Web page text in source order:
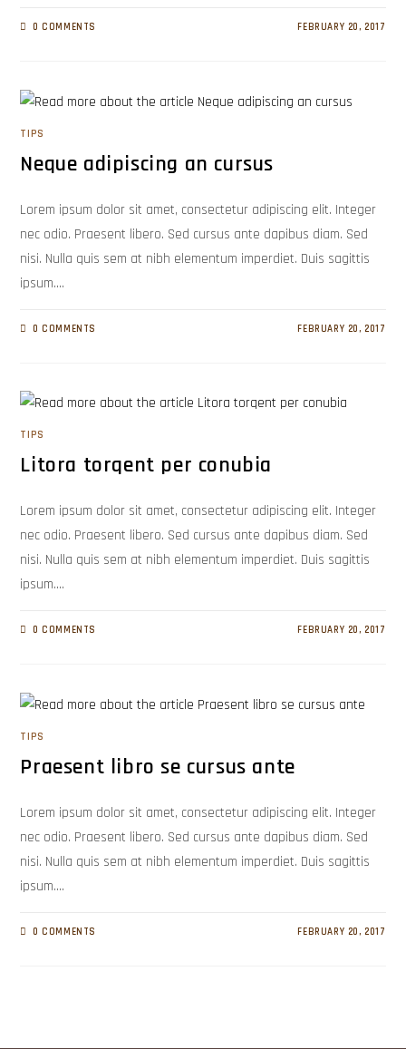
0 COMMENTS FEBRUARY 20, 2017
TIPS
Neque adipiscing an cursus
Lorem ipsum dolor sit amet, consectetur adipiscing elit. Integer
nec odio. Praesent libero. Sed cursus ante dapibus diam. Sed
nisi. Nulla quis sem at nibh elementum imperdiet. Duis sagittis
ipsum.…
0 COMMENTS FEBRUARY 20, 2017
TIPS
Litora torqent per conubia
Lorem ipsum dolor sit amet, consectetur adipiscing elit. Integer
nec odio. Praesent libero. Sed cursus ante dapibus diam. Sed
nisi. Nulla quis sem at nibh elementum imperdiet. Duis sagittis
ipsum.…
0 COMMENTS FEBRUARY 20, 2017
TIPS
Praesent libro se cursus ante
Lorem ipsum dolor sit amet, consectetur adipiscing elit. Integer
nec odio. Praesent libero. Sed cursus ante dapibus diam. Sed
nisi. Nulla quis sem at nibh elementum imperdiet. Duis sagittis
ipsum.…
0 COMMENTS FEBRUARY 20, 2017